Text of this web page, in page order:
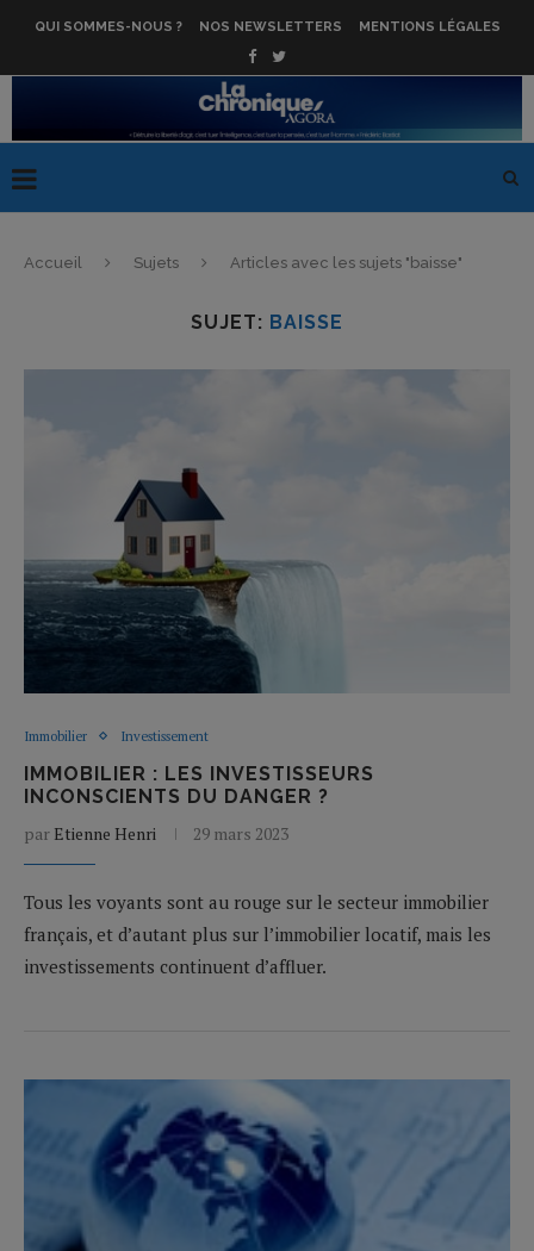
QUI SOMMES-NOUS ? NOS NEWSLETTERS MENTIONS LÉGALES
Accueil Sujets Articles avec les sujets "baisse"
SUJET: BAISSE
Immobilier Investissement
IMMOBILIER : LES INVESTISSEURS
INCONSCIENTS DU DANGER ?
par Etienne Henri 29 mars 2023
Tous les voyants sont au rouge sur le secteur immobilier
français, et d’autant plus sur l’immobilier locatif, mais les
investissements continuent d’affluer.